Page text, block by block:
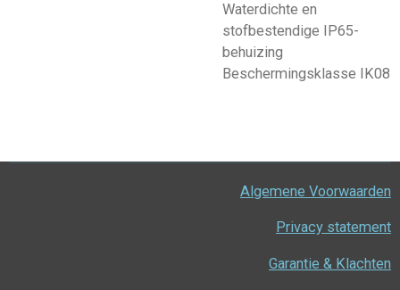
Waterdichte en
stofbestendige IP65-
behuizing
Beschermingsklasse IK08
Algemene Voorwaarden
Privacy statement
Garantie & Klachten